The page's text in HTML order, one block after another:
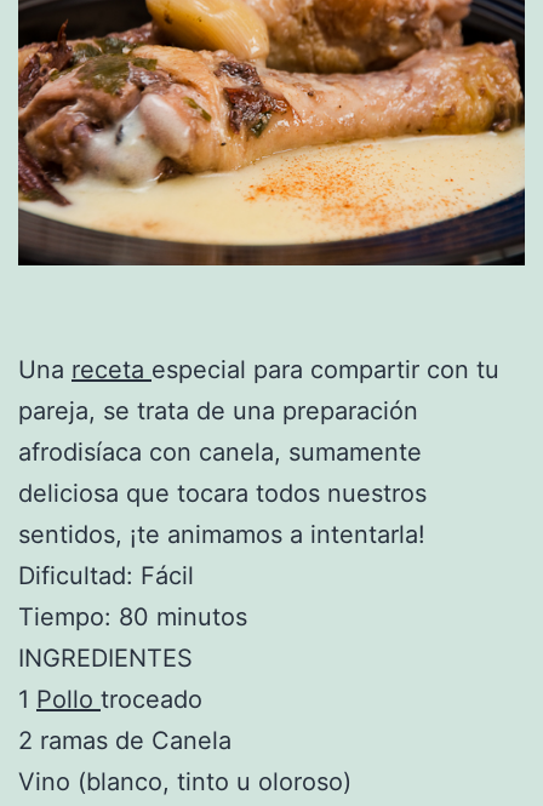
Una receta especial para compartir con tu
pareja, se trata de una preparación
afrodisíaca con canela, sumamente
deliciosa que tocara todos nuestros
sentidos, ¡te animamos a intentarla!
Dificultad: Fácil
Tiempo: 80 minutos
INGREDIENTES
1 Pollo troceado
2 ramas de Canela
Vino (blanco, tinto u oloroso)